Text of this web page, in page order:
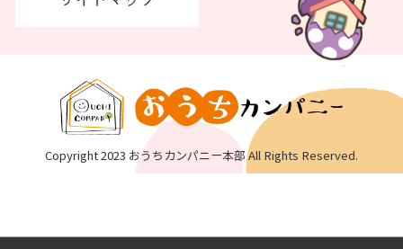
Copyright 2023 おうちカンパニー本部 All Rights Reserved.